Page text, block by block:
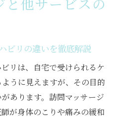
ビリの違いを徹底解説
リは、自宅で受けられるケ
うに見えますが、その目的
あります。訪問マッサージ
が身体のこりや痛みの緩和